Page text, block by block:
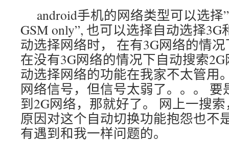
android手机的网络类型可以选择
GSM only”, 也可以选择自动选择
动选择网络时， 在有3G网络的情
在没有3G网络的情况下自动搜索
动选择网络的功能在我家不太管用
网络信号，但信号太弱了。。。
到2G网络，那就好了。 网上一搜
原因对这个自动切换功能抱怨也不
有遇到和我一样问题的。